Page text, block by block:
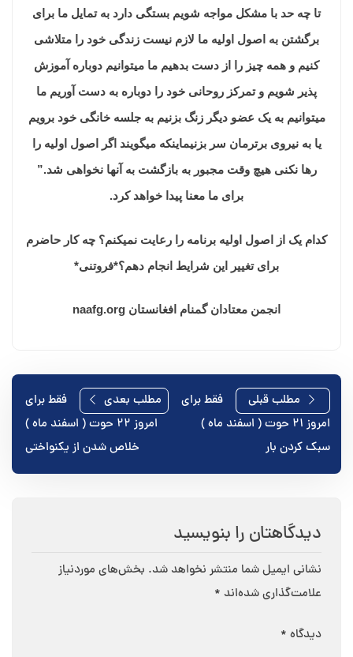
تا چه حد با مشکل مواجه شویم بستگی دارد به تمایل ما برای
برگشتن به اصول اولیه ما لازم نیست زندگی خود را متلاشی
کنیم و همه چیز را از دست بدهیم ما میتوانیم دوباره آموزش
پذیر شویم و تمرکز روحانی خود را دوباره به دست آوریم ما
میتوانیم به یک عضو دیگر زنگ بزنیم به جلسه خانگی خود برویم
یا به نیروی برترمان سر بزنیماینکه میگویند اگر اصول اولیه را
رها نکنی هیچ وقت مجبور به بازگشت به آنها نخواهی شد.”
برای ما معنا پیدا خواهد کرد.
کدام یک از اصول اولیه برنامه را رعایت نمیکنم؟ چه کار حاضرم
برای تغییر این شرایط انجام دهم؟*فروتنی*
انجمن معتادان گمنام افغانستان naafg.org
راهبری
نوشته
مطلب قبلی
فقط برای
امروز ۲۱ حوت ( اسفند ماه )
سبک کردن بار
مطلب بعدی
فقط برای
امروز ۲۲ حوت ( اسفند ماه )
خلاص شدن از یکنواختی
دیدگاهتان را بنویسید
نشانی ایمیل شما منتشر نخواهد شد. بخش‌های موردنیاز
علامت‌گذاری شده‌اند *
دیدگاه *